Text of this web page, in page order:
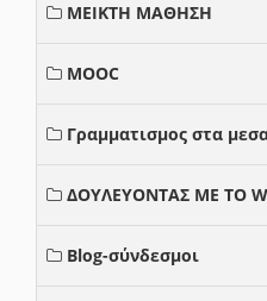
ΜΕΙΚΤΗ ΜΑΘΗΣΗ
MOOC
Γραμματισμος στα
ΔΟΥΛΕΥΟΝΤΑΣ ΜΕ ΤΟ
Blog-σύνδεσμοι